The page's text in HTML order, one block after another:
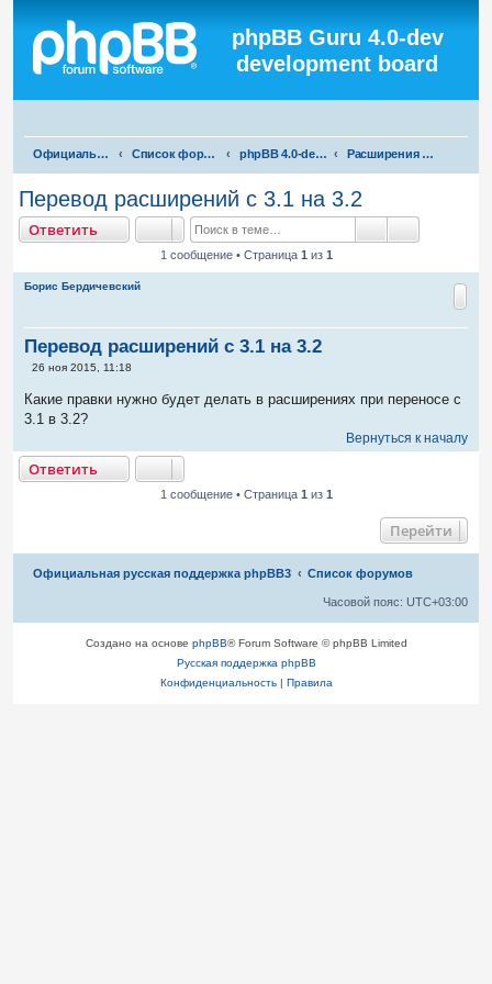
phpBB Guru 4.0-dev
development board
Официальная русская поддержка phpBB3 Список форумов phpBB 4.0-dev test Расширения для phpBB 4.0-dev
Перевод расширений с 3.1 на 3.2
Ответить Поиск
1 сообщение • Страница 1 из 1
Борис Бердичевский
Перевод расширений с 3.1 на 3.2
С
б
щ
и
е
26 ноя 2015, 11:18
Какие правки нужно будет делать в расширениях при переносе с
3.1 в 3.2?
Вернуться к началу
Ответить
1 сообщение • Страница 1 из 1
Перейти
Официальная русская поддержка phpBB3 Список форумов
Часовой пояс: UTC+03:00
Связаться с
Создано на основе phpBB® Forum Software © phpBB Limited
Русская поддержка phpBB
Конфиденциальность| Правила